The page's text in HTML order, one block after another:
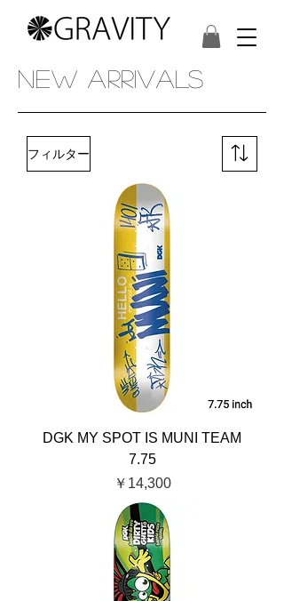
NEW ARRIVALS
フィルター
DGK MY SPOT IS MUNI TEAM
7.75
価格
￥14,300